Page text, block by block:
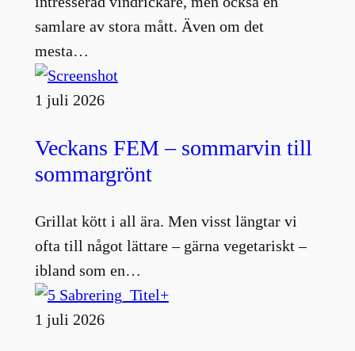
samlare av stora mått. Även om det
mesta…
1 juli 2026
Veckans FEM – sommarvin till
sommargrönt
Grillat kött i all ära. Men visst längtar vi
ofta till något lättare – gärna vegetariskt –
ibland som en…
1 juli 2026